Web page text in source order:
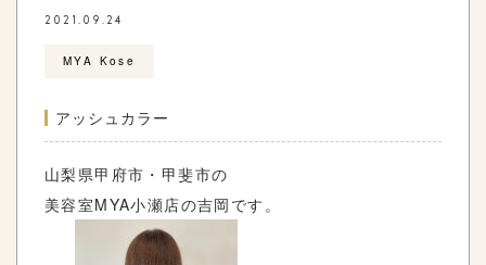
2021.09.24
MYA Kose
アッシュカラー
山梨県甲府市・甲斐市の
美容室MYA小瀬店の吉岡です。